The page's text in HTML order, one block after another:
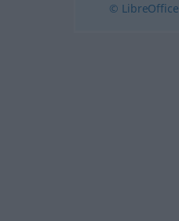
© LibreOffice